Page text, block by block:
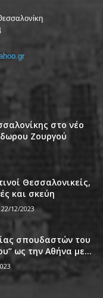
στο νέο
Ζουργού
Θεσσαλονικείς,
και σκεύη
22/12/2023
σπουδαστών του
ως την Αθήνα με...